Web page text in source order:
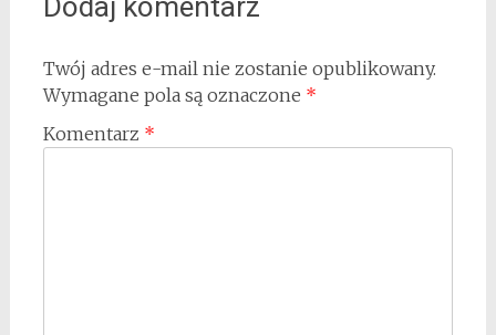
Dodaj komentarz
Twój adres e-mail nie zostanie opublikowany.
Wymagane pola są oznaczone *
Komentarz *